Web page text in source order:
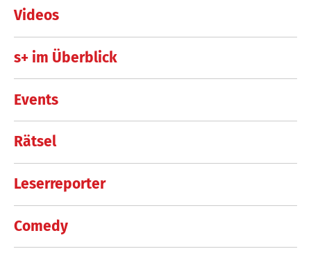
Videos
s+ im Überblick
Events
Rätsel
Leserreporter
Comedy